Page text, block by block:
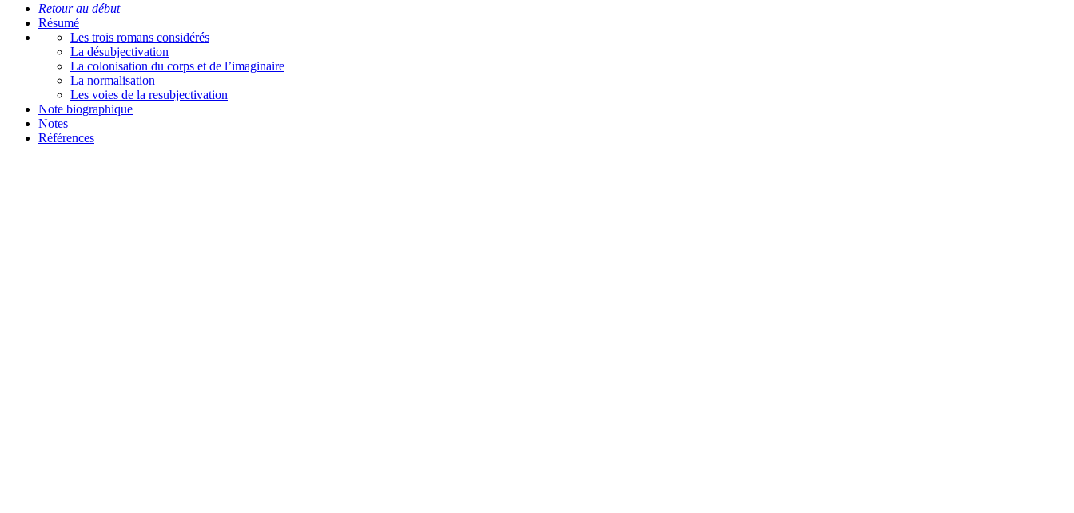
Retour au début
Résumé
Les trois romans considérés
La désubjectivation
La colonisation du corps et de l’imaginaire
La normalisation
Les voies de la resubjectivation
Note biographique
Notes
Références